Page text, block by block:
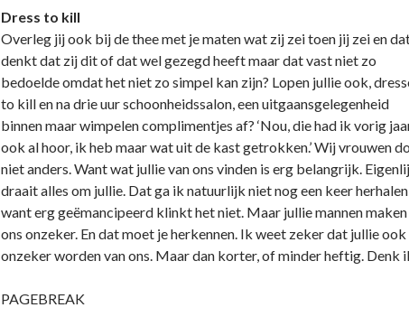
Dress to kill
Overleg jij ook bij de thee met je maten wat zij zei toen jij zei en
denkt dat zij dit of dat wel gezegd heeft maar dat vast niet zo
bedoelde omdat het niet zo simpel kan zijn? Lopen jullie ook,
to kill en na drie uur schoonheidssalon, een uitgaansgelegenheid
binnen maar wimpelen complimentjes af? ‘Nou, die had ik vorig
ook al hoor, ik heb maar wat uit de kast getrokken.’ Wij vrouwen
niet anders. Want wat jullie van ons vinden is erg belangrijk.
draait alles om jullie. Dat ga ik natuurlijk niet nog een keer herhalen
want erg geëmancipeerd klinkt het niet. Maar jullie mannen maken
ons onzeker. En dat moet je herkennen. Ik weet zeker dat jullie ook
onzeker worden van ons. Maar dan korter, of minder heftig. Denk
PAGEBREAK